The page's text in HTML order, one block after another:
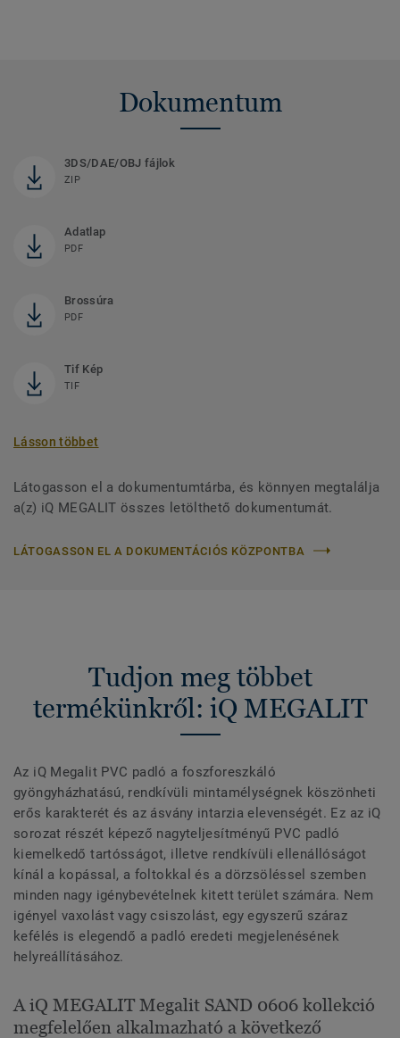
Dokumentum
3DS/DAE/OBJ fájlok
ZIP
Adatlap
PDF
Brossúra
PDF
Tif Kép
TIF
Lásson többet
Látogasson el a dokumentumtárba, és könnyen megtalálja
a(z) iQ MEGALIT összes letölthető dokumentumát.
LÁTOGASSON EL A DOKUMENTÁCIÓS KÖZPONTBA
Tudjon meg többet
termékünkről: iQ MEGALIT
Az iQ Megalit PVC padló a foszforeszkáló
gyöngyházhatású, rendkívüli mintamélységnek köszönheti
erős karakterét és az ásvány intarzia elevenségét. Ez az iQ
sorozat részét képező nagyteljesítményű PVC padló
kiemelkedő tartósságot, illetve rendkívüli ellenállóságot
kínál a kopással, a foltokkal és a dörzsöléssel szemben
minden nagy igénybevételnek kitett terület számára. Nem
igényel vaxolást vagy csiszolást, egy egyszerű száraz
kefélés is elegendő a padló eredeti megjelenésének
helyreállításához.
A iQ MEGALIT Megalit SAND 0606 kollekció
megfelelően alkalmazható a következő